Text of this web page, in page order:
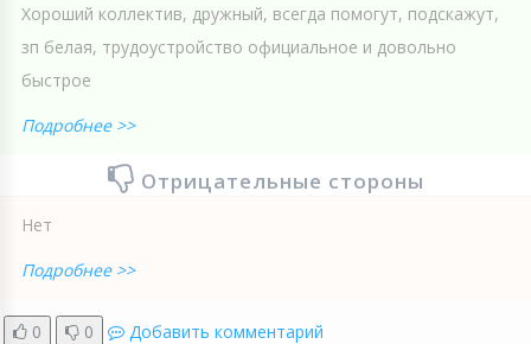
Хороший коллектив, дружный, всегда помогут, подскажут,
зп белая, трудоустройство официальное и довольно
быстрое
Подробнее >>
Отрицательные стороны
Нет
Подробнее >>
0 0 Добавить комментарий